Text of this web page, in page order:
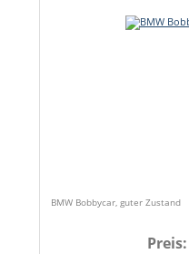
BMW Bobbycar, guter Zustand
Preis: